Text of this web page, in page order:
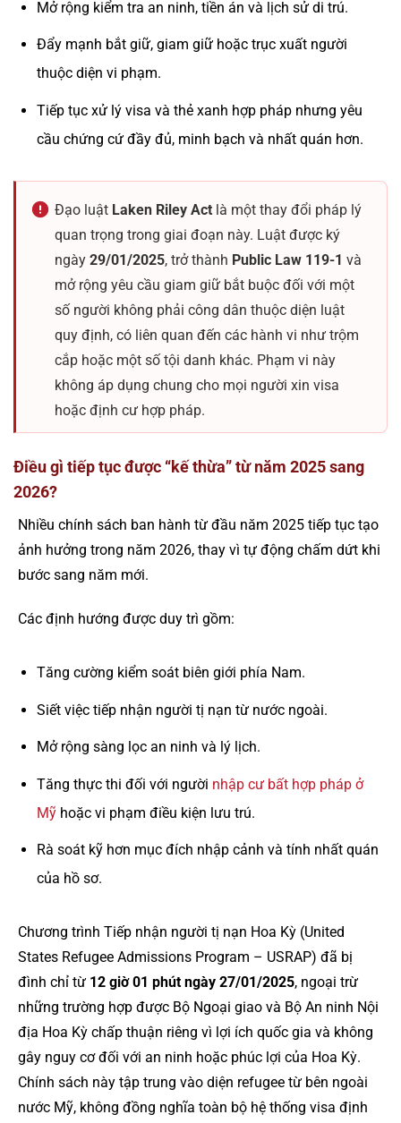
Mở rộng kiểm tra an ninh, tiền án và lịch sử di trú.
Đẩy mạnh bắt giữ, giam giữ hoặc trục xuất người
thuộc diện vi phạm.
Tiếp tục xử lý visa và thẻ xanh hợp pháp nhưng yêu
cầu chứng cứ đầy đủ, minh bạch và nhất quán hơn.
Đạo luật Laken Riley Act là một thay đổi pháp lý
quan trọng trong giai đoạn này. Luật được ký
ngày 29/01/2025, trở thành Public Law 119-1 và
mở rộng yêu cầu giam giữ bắt buộc đối với một
số người không phải công dân thuộc diện luật
quy định, có liên quan đến các hành vi như trộm
cắp hoặc một số tội danh khác. Phạm vi này
không áp dụng chung cho mọi người xin visa
hoặc định cư hợp pháp.
Điều gì tiếp tục được “kế thừa” từ năm 2025 sang
2026?
Nhiều chính sách ban hành từ đầu năm 2025 tiếp tục tạo
ảnh hưởng trong năm 2026, thay vì tự động chấm dứt khi
bước sang năm mới.
Các định hướng được duy trì gồm:
Tăng cường kiểm soát biên giới phía Nam.
Siết việc tiếp nhận người tị nạn từ nước ngoài.
Mở rộng sàng lọc an ninh và lý lịch.
Tăng thực thi đối với người nhập cư bất hợp pháp ở
Mỹhoặc vi phạm điều kiện lưu trú.
Rà soát kỹ hơn mục đích nhập cảnh và tính nhất quán
của hồ sơ.
Chương trình Tiếp nhận người tị nạn Hoa Kỳ (United
States Refugee Admissions Program – USRAP) đã bị
đình chỉ từ 12 giờ 01 phút ngày 27/01/2025, ngoại trừ
những trường hợp được Bộ Ngoại giao và Bộ An ninh Nội
địa Hoa Kỳ chấp thuận riêng vì lợi ích quốc gia và không
gây nguy cơ đối với an ninh hoặc phúc lợi của Hoa Kỳ.
Chính sách này tập trung vào diện refugee từ bên ngoài
nước Mỹ, không đồng nghĩa toàn bộ hệ thống visa định